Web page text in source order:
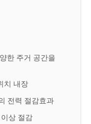
한 주거 공간을
치 내장
전력 절감효과
상 절감